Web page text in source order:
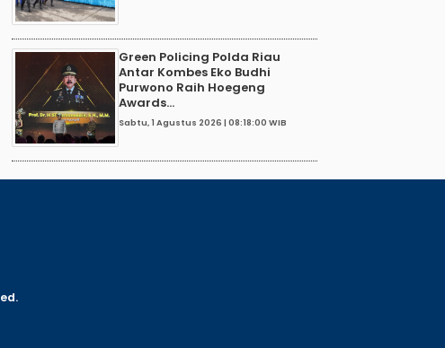
Green Policing Polda Riau
Antar Kombes Eko Budhi
Purwono Raih Hoegeng
Awards...
Sabtu, 1 Agustus 2026 | 08:18:00 WIB